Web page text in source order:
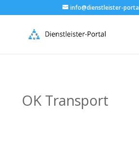
info@dienstleister-
OK Transport